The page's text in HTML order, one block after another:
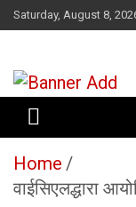
Skip
to
Saturday, August 8,
सूचना तपाईंकाे
Home
वाईसिएलद्धारा